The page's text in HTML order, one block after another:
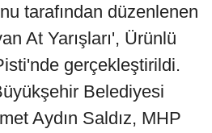
tarafından düzenlenen
At Yarışları', Ürünlü
gerçekleştirildi.
Belediyesi
Aydın Saldız, MHP